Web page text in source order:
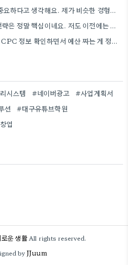
롱테일 키워드 활용이 특히 중요하다고 생각해요. 제가 비슷한 경험을 할 때, 너무 일반적인 키워드에 집중했더니…
롱테일 키워드를 활용하는 전략은 정말 핵심이네요. 저도 이전에는 너무 넓은 범위의 키워드에 집중해서 예산을 낭비했던…
키워드 도구 활용 팁 좋네요! CPC 정보 확인하면서 예산 짜는 게 정말 중요할 것 같아요.
시스템 #네이버광고
#사업계획서
션
#대구유튜브학원
업
운 생활All rights reserved.
byJJuum